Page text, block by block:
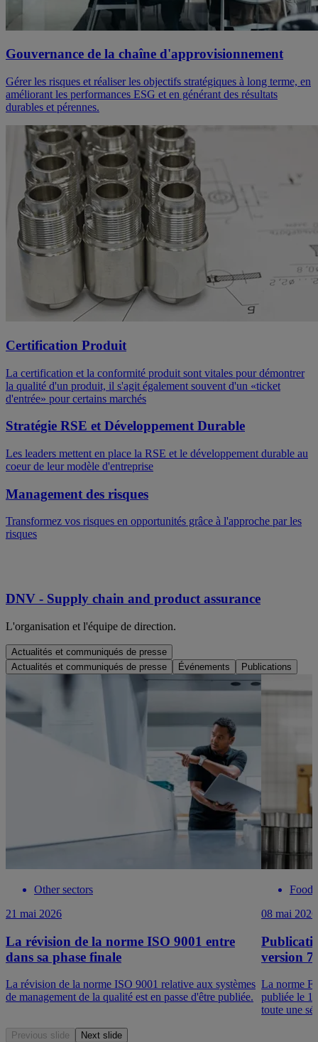
Gouvernance de la chaîne d'approvisionnement
Gérer les risques et réaliser les objectifs stratégiques à long terme, en
améliorant les performances ESG et en générant des résultats
durables et pérennes.
Certification Produit
La certification et la conformité produit sont vitales pour démontrer
la qualité d'un produit, il s'agit également souvent d'un «ticket
d'entrée» pour certains marchés
Stratégie RSE et Développement Durable
Les leaders mettent en place la RSE et le développement durable au
coeur de leur modèle d'entreprise
Management des risques
Transformez vos risques en opportunités grâce à l'approche par les
risques
DNV - Supply chain and product assurance
L'organisation et l'équipe de direction.
Actualités et communiqués de presse
Actualités et communiqués de presse
Événements Publications
Other sectors
21 mai 2026
La révision de la norme ISO 9001 entre
dans sa phase finale
La révision de la norme ISO 9001 relative aux systèmes
de management de la qualité est en passe d'être publiée.
Food
08 mai 2026
version 7
La norme
publiée le
toute une
Previous slide Next slide